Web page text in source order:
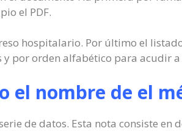
el PDF.
hospitalario. Por último el
por orden alfabético para acudir
el nombre de el
de datos. Esta nota consiste